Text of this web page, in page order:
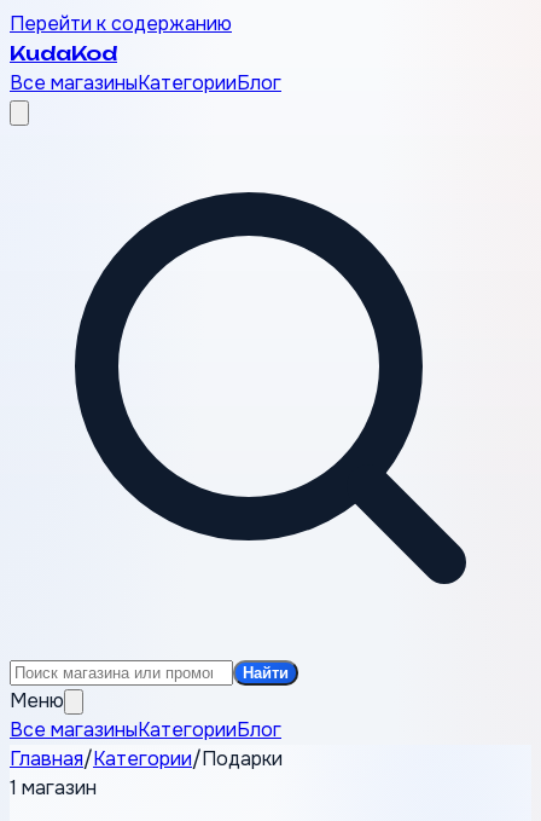
Перейти к содержанию
KudaKod
Все магазиныКатегорииБлог
Найти
Меню
Все магазиныКатегорииБлог
Главная/Категории/Подарки
1 магазин